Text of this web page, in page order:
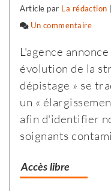
Article par La rédaction
Un commentaire
le
a
L'agence annonce
évolution de la
dépistage » se
un «
afin d'identifier
soignants
Accès libre